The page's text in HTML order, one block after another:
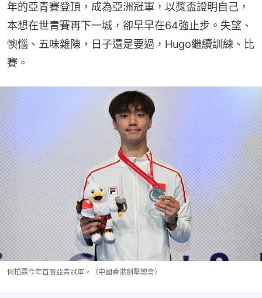
年的亞青賽登頂，成為亞洲冠軍，以獎盃證明自己，
本想在世青賽再下一城，卻早早在64強止步。失望、
懊惱、五味雜陳，日子還是要過，Hugo繼續訓練、比
賽。
何柏霖今年首膺亞青冠軍。（中國香港劍擊總會）